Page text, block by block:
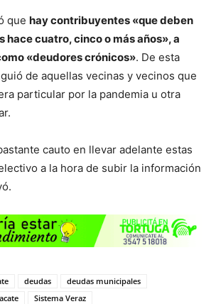
que hay contribuyentes «que deben
hace cuatro, cinco o más años», a
«deudores crónicos». De esta
de aquellas vecinas y vecinos que
particular por la pandemia u otra
cauto en llevar adelante estas
a la hora de subir la información
deudas
deudas municipales
Sistema Veraz